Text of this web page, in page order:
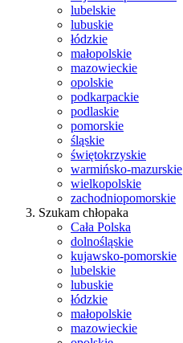
lubelskie
lubuskie
łódzkie
małopolskie
mazowieckie
opolskie
podkarpackie
podlaskie
pomorskie
śląskie
świętokrzyskie
warmińsko-mazurskie
wielkopolskie
zachodniopomorskie
Szukam chłopaka
Cała Polska
dolnośląskie
kujawsko-pomorskie
lubelskie
lubuskie
łódzkie
małopolskie
mazowieckie